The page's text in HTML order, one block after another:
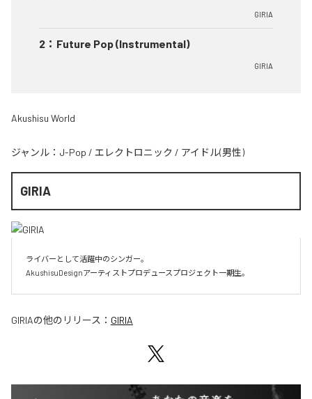
GIRIA
2 ： Future Pop (Instrumental)
GIRIA
Akushisu World
ジャンル： J-Pop / エレクトロニック / アイドル(男性)
GIRIA
ライバーとして活躍中のシンガー。
AkushisuDesignアーティストプロデュースプロジェクト一期生。
GIRIAの他のリリース： GIRIA